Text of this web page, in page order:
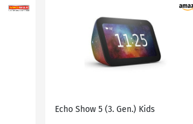
Echo Show 5 (3. Gen.) Kids